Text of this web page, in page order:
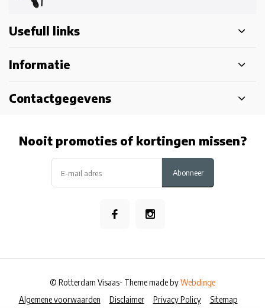
Usefull links
Informatie
Contactgegevens
Nooit promoties of kortingen missen?
Abonneer
Algemene voorwaarden Disclaimer Privacy Policy Sitemap
© Rotterdam Visaas- Theme made byWebdinge